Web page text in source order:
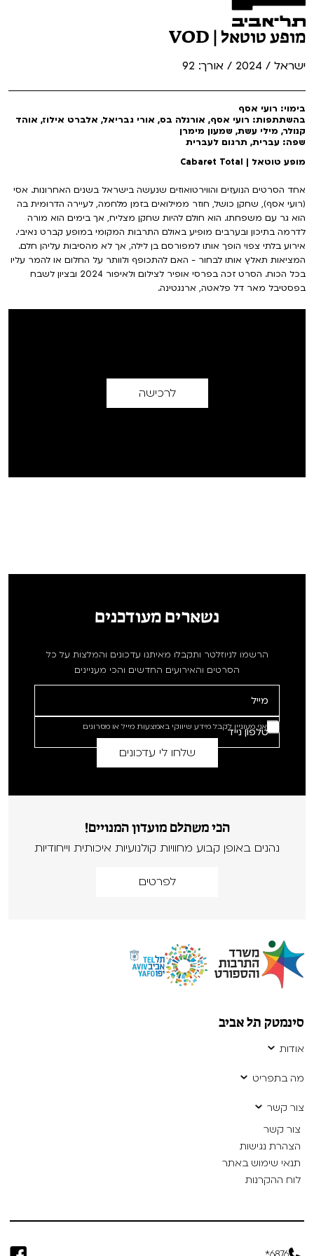
מופע טוטאל | VOD
ישראל / 2024 / אורך: 92
בימוי: רועי אסף
בהשתתפות: רועי אסף, אורנלה בס, אורי גבריאל, אלברט אילוז, אוהד
קנולר, מילי עשת, שמעון מימרן
שפה: עברית, תרגום לעברית
מופע טוטאל | Cabaret Total
אחד הסרטים הנועזים והווירטואוזים שנעשה בישראל בשנים האחרונות. אסי
(רועי אסף), שחקן כושל, חוזר ממילואים בזמן מלחמה, לעיירה הדרומית בה
הוא גר עם משפחתו. הוא חולם להיות שחקן מצליח, אך בימים הוא מורה
לדרמה בתיכון ובערבים מופיע באולם התרבות המקומי במופע קברט נאיבי.
אירוע בלתי צפוי הופך אותו למפורסם בן לילה, אך לא מהסיבות עליהן חלם.
המציאות תאלץ אותו לבחור - האם להתכופף ולוותר על החלום או להמר עליו
בכל הכוח. הסרט זכה בפרסי אופיר לצילום ולאיפור 2024 ובציון לשבח
בפסטיבל מאר דל פלאטה, ארנגטינה.
לרכישה
נשארים מעודכנים
הרשמו לניוזלטר ותקבלו מאיתנו עדכונים והמלצות על כל
הסרטים והאירועים החדשים והכי מעניינים
אני מעוניין לקבל מידע שיווקי באמצעות מייל או מסרונים
הכי משתלם מועדון המנויים!
נהנים באופן קבוע מחוויות קולנועיות איכותית וייחודיות
לפרטים
סינמטק תל אביב
אודות
מה בתפריט
צור קשר
צור קשר
הצהרת נגישות
תנאי שימוש באתר
לוח ההקרנות